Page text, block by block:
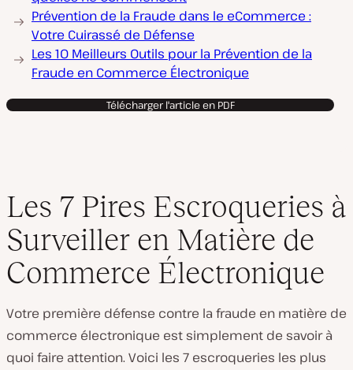
Prévention de la Fraude dans le eCommerce :
Votre Cuirassé de Défense
Les 10 Meilleurs Outils pour la Prévention de la
Fraude en Commerce Électronique
Télécharger l'article en PDF
Les 7 Pires Escroqueries à
Surveiller en Matière de
Commerce Électronique
Votre première défense contre la fraude en matière de
commerce électronique est simplement de savoir à
quoi faire attention. Voici les 7 escroqueries les plus